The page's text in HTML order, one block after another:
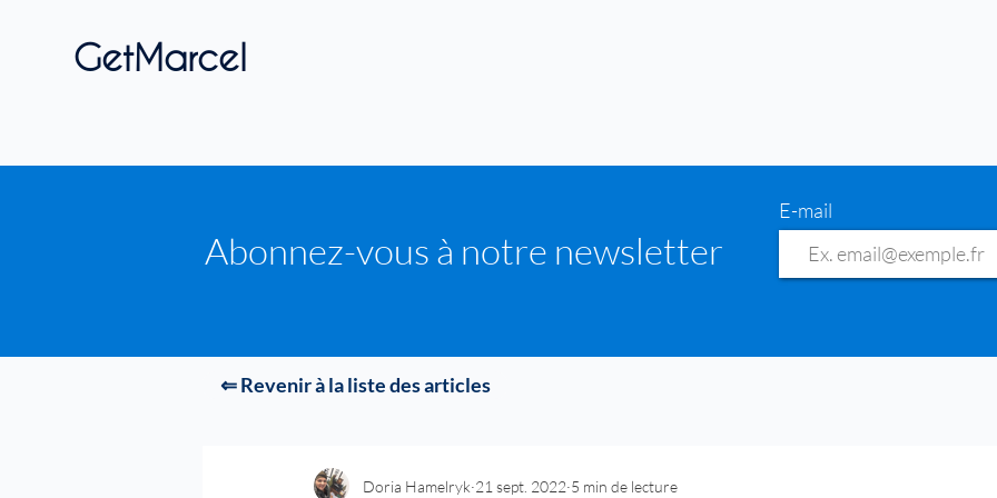
GetMarcel
Abonnez-vous à notre newsletter
E-mail
Doria Hamelryk 21 sept. 2022 5 min de lecture
⇐ Revenir à la liste des articles